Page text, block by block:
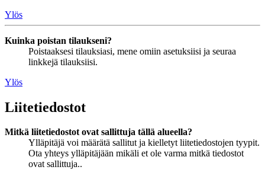
Ylös
Kuinka poistan tilaukseni?
Poistaaksesi tilauksiasi, mene omiin asetuksiisi ja seuraa
linkkejä tilauksiisi.
Ylös
Liitetiedostot
Mitkä liitetiedostot ovat sallittuja tällä alueella?
Ylläpitäjä voi määrätä sallitut ja kielletyt liitetiedostojen tyypit.
Ota yhteys ylläpitäjään mikäli et ole varma mitkä tiedostot
ovat sallittuja..